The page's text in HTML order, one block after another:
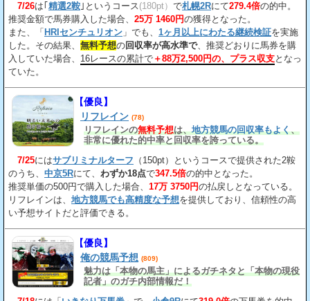
7/26は｢ 精選2鞍 ｣というコース(180pt） で札幌2Rにて279.4倍の的中。
推奨金額で馬券購入した場合、 25万 1460円の獲得となった。
また、「 HRIセンチュリオン 」でも、 1ヶ月以上にわたる継続検証を実施
した。その結果、 無料予想の回収率が高水準で、推奨どおりに馬券を購
入していた場合、 16レースの累計で ＋88万2,500円の、プラス収支となっ
ていた。
【優良】
リフレイン (78)
リフレインの無料予想は、地方競馬の回収率もよく、
非常に優れた的中率と回収率を誇っている。
7/25にはサブリミナルターフ （150pt）というコースで提供された2鞍
のうち、 中京5Rにて、 わずか18点で347.5倍の的中となった。
推奨単価の500円で購入した場合、 17万 3750円の払戻しとなっている。
リフレインは、 地方競馬でも高精度な予想を提供しており、信頼性の高
い予想サイトだと評価できる。
【優良】
俺の競馬予想 (809)
魅力は「本物の馬主」によるガチネタと「本物の現役
記者」のガチ内部情報だ！